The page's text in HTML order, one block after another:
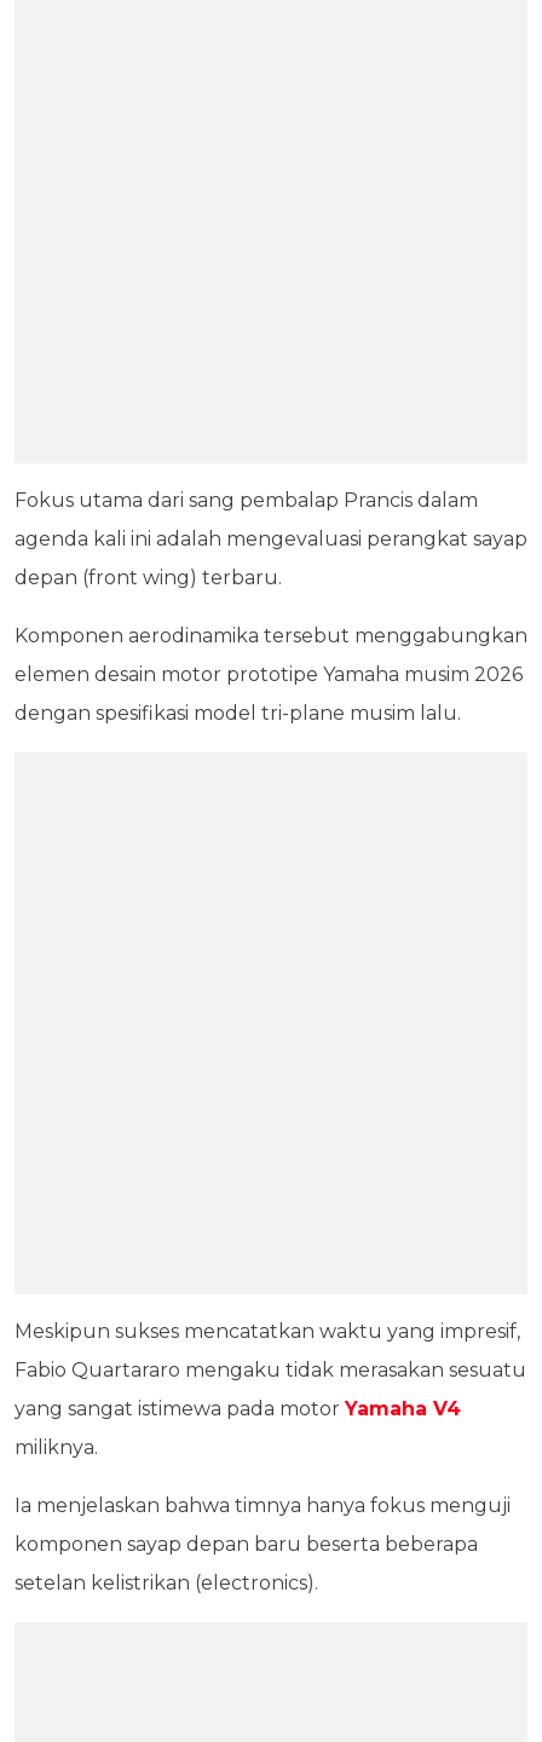
Fokus utama dari sang pembalap Prancis dalam
agenda kali ini adalah mengevaluasi perangkat sayap
depan (front wing) terbaru.
Komponen aerodinamika tersebut menggabungkan
elemen desain motor prototipe Yamaha musim 2026
dengan spesifikasi model tri-plane musim lalu.
Meskipun sukses mencatatkan waktu yang impresif,
Fabio Quartararo mengaku tidak merasakan sesuatu
yang sangat istimewa pada motorYamaha V4
miliknya.
Ia menjelaskan bahwa timnya hanya fokus menguji
komponen sayap depan baru beserta beberapa
setelan kelistrikan (electronics).